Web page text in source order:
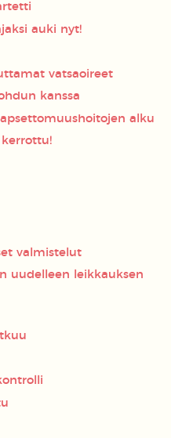
auki nyt!
vatsaoireet
kanssa
alku
kerrottu!
valmistelut
uudelleen leikkauksen